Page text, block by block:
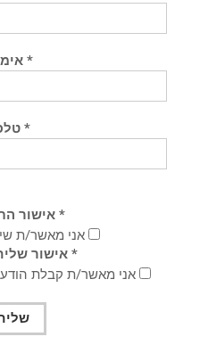
*
*
* אישור
אני מאשר/ת
* אישור
אני מאשר/ת קבלת